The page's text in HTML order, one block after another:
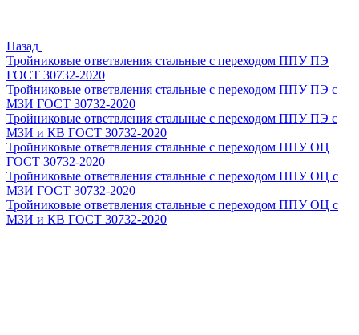
Назад
Тройниковые ответвления стальные с переходом ППУ ПЭ
ГОСТ 30732-2020
Тройниковые ответвления стальные с переходом ППУ ПЭ с
МЗИ ГОСТ 30732-2020
Тройниковые ответвления стальные с переходом ППУ ПЭ с
МЗИ и КВ ГОСТ 30732-2020
Тройниковые ответвления стальные с переходом ППУ ОЦ
ГОСТ 30732-2020
Тройниковые ответвления стальные с переходом ППУ ОЦ с
МЗИ ГОСТ 30732-2020
Тройниковые ответвления стальные с переходом ППУ ОЦ с
МЗИ и КВ ГОСТ 30732-2020